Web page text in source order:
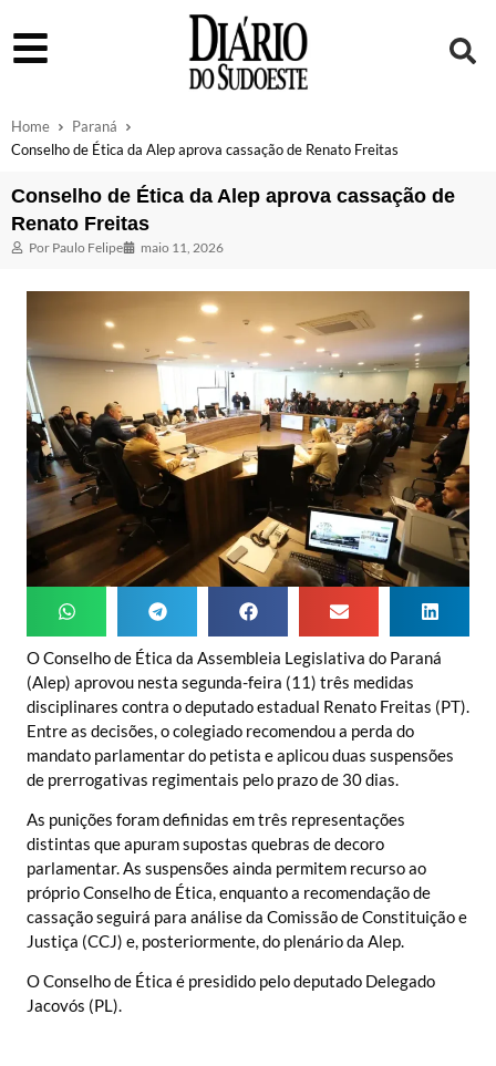
Home
Paraná
Conselho de Ética da Alep aprova cassação de Renato Freitas
Conselho de Ética da Alep aprova cassação de
Renato Freitas
Por Paulo Felipe maio 11, 2026
O Conselho de Ética da Assembleia Legislativa do Paraná
(Alep) aprovou nesta segunda-feira (11) três medidas
disciplinares contra o deputado estadual Renato Freitas (PT).
Entre as decisões, o colegiado recomendou a perda do
mandato parlamentar do petista e aplicou duas suspensões
de prerrogativas regimentais pelo prazo de 30 dias.
As punições foram definidas em três representações
distintas que apuram supostas quebras de decoro
parlamentar. As suspensões ainda permitem recurso ao
próprio Conselho de Ética, enquanto a recomendação de
cassação seguirá para análise da Comissão de Constituição e
Justiça (CCJ) e, posteriormente, do plenário da Alep.
O Conselho de Ética é presidido pelo deputado Delegado
Jacovós (PL).